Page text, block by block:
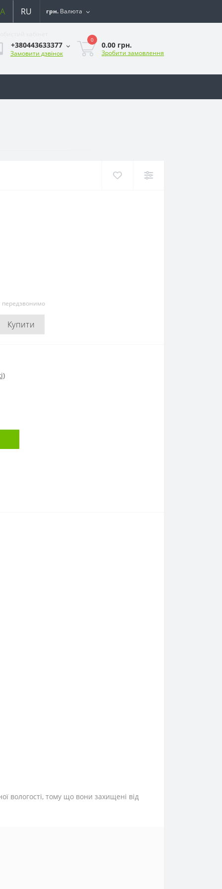
RU грн. Валюта
+380443633377
Замовити дзвінок
0
0.00 грн.
Зробити замовлення
передзвонимо
Купити
вологості, тому що вони захищені від